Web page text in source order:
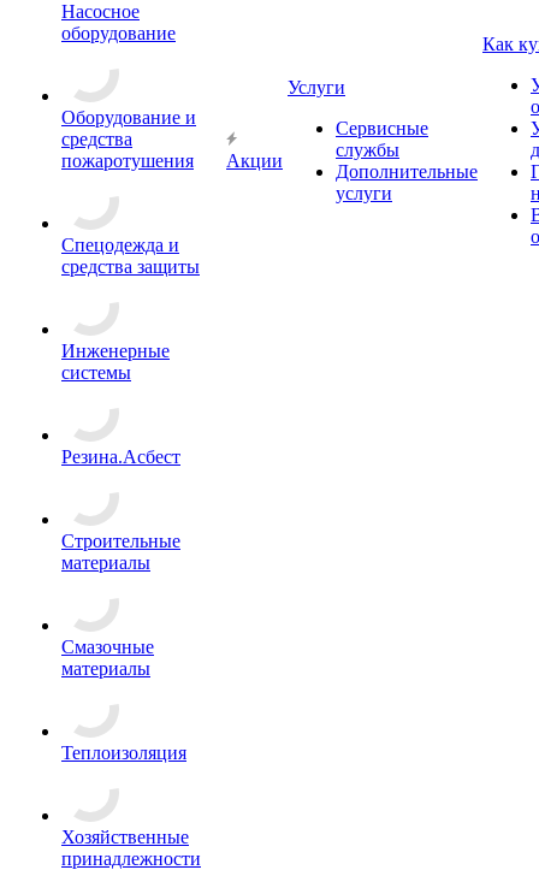
Насосное
оборудование
Оборудование и
средства
пожаротушения
Спецодежда и
средства защиты
Инженерные
системы
Резина.Асбест
Строительные
материалы
Смазочные
материалы
Теплоизоляция
Хозяйственные
принадлежности
Акции
Услуги
Сервисные
службы
Дополнительные
услуги
Как